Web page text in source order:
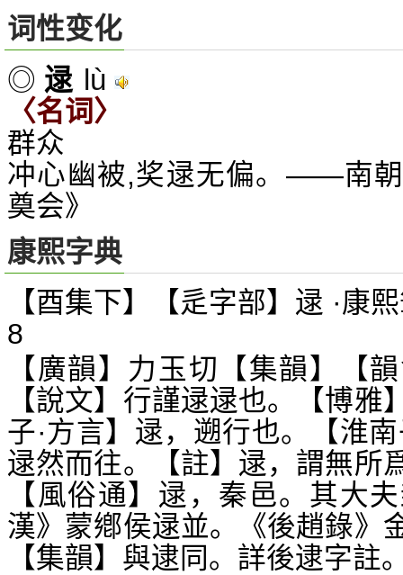
词性变化
◎ 逯 lù
〈名词〉
群众
冲心幽被,奖逯无偏。——南朝
奠会》
康熙字典
【酉集下】【辵字部】逯 ·康
8
【廣韻】力玉切【集韻】【
【說文】行謹逯逯也。【博
子·方言】逯，遡行也。【淮
逯然而往。【註】逯，謂無所
【風俗通】逯，秦邑。其大
漢》蒙鄕侯逯並。《後趙錄
【集韻】與逮同。詳後逮字註